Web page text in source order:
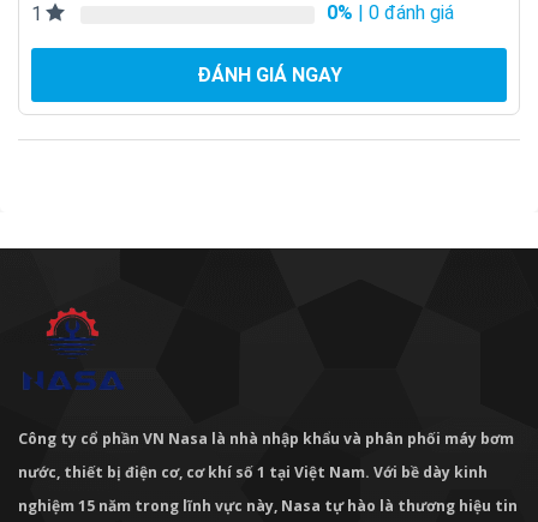
1
0% | 0 đánh giá
ĐÁNH GIÁ NGAY
Công ty cổ phần VN Nasa là nhà nhập khẩu và phân phối máy bơm
nước, thiết bị điện cơ, cơ khí số 1 tại Việt Nam. Với bề dày kinh
nghiệm 15 năm trong lĩnh vực này, Nasa tự hào là thương hiệu tin